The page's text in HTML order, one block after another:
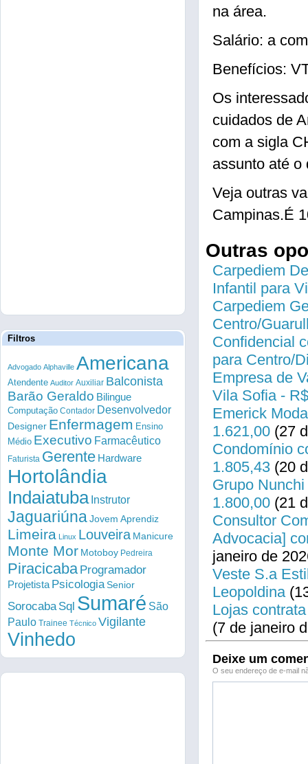
na área.
Salário: a
Benefícios:
Os
cuidados de
com a sigla
assunto até o
Veja outras
Campinas.É
Outras
Carpediem
Infantil para
Carpediem
Centro/
Confidencial
para Centro/
Empresa de
Vila Sofia -
Emerick
1.621,00 (27
Condomínio
1.805,43 (20
Grupo
1.800,00 (21
Consultor
Advocacia]
janeiro de
Veste S.a
Leopoldina
Lojas
(7 de janeiro
Deixe um
O seu endereço de e-mail
Filtros
Advogado Alphaville Americana
Atendente Auditor Auxiliar Balconista
Barão Geraldo Bilingue
Computação Contador Desenvolvedor
Designer Enfermagem Ensino
Médio Executivo Farmacêutico
Faturista Gerente Hardware
Hortolândia
Indaiatuba Instrutor
Jaguariúna Jovem Aprendiz
Limeira Linux Louveira Manicure
Monte Mor Motoboy Pedreira
Piracicaba Programador
Projetista PsicologiaSenior
Sorocaba Sql Sumaré São
Paulo Trainee Técnico Vigilante
Vinhedo